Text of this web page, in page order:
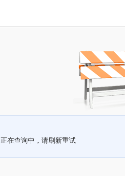
正在查询中，请刷新重试